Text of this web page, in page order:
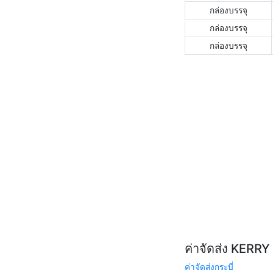
กล่องบรรจุ
กล่องบรรจุ
กล่องบรรจุ
ค่าจัดส่ง
ค่าจัดส่งกระบี่